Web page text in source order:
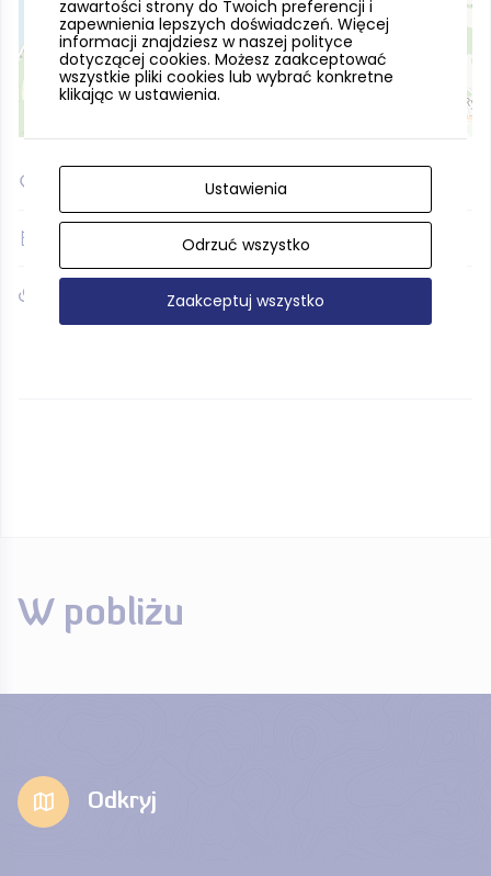
(+48) 586843608 (+48) 600872501
www.facebook.com/ogrodgolubie
W pobliżu
Odkryj
zawartości strony do Twoich preferencji i
zapewnienia lepszych doświadczeń. Więcej
informacji znajdziesz w naszej polityce
dotyczącej cookies. Możesz zaakceptować
wszystkie pliki cookies lub wybrać konkretne
klikając w ustawienia.
Ustawienia
Odrzuć wszystko
Zaakceptuj wszystko